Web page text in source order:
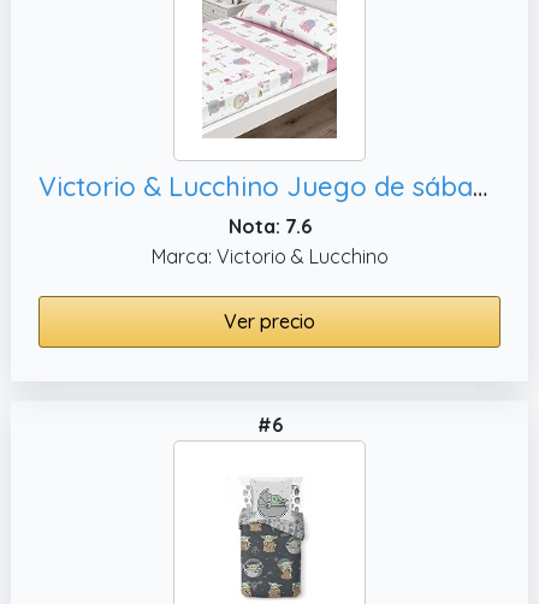
Victorio & Lucchino Juego de sábanas Infantiles Coralina, Cama 90cm)
Nota: 7.6
Marca: Victorio & Lucchino
Ver precio
#6